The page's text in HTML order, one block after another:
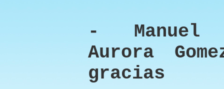
- Manuel
Aurora
gracias